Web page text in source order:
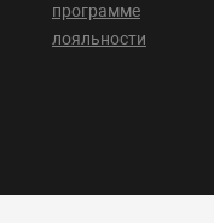
программе
лояльности